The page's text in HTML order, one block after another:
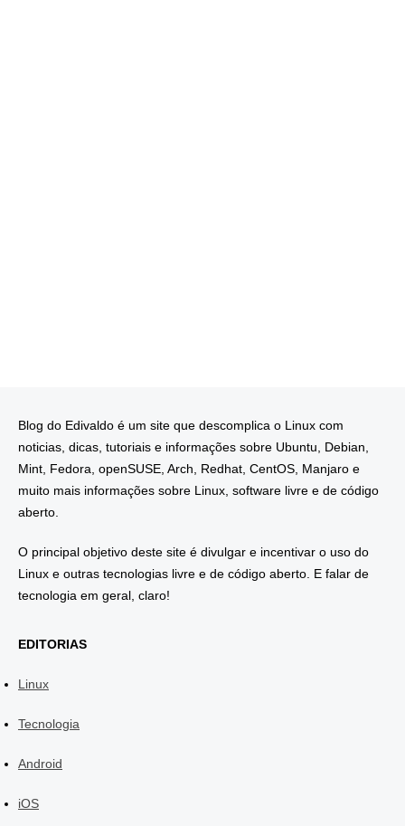
Blog do Edivaldo é um site que descomplica o Linux com
noticias, dicas, tutoriais e informações sobre Ubuntu, Debian,
Mint, Fedora, openSUSE, Arch, Redhat, CentOS, Manjaro e
muito mais informações sobre Linux, software livre e de código
aberto.
O principal objetivo deste site é divulgar e incentivar o uso do
Linux e outras tecnologias livre e de código aberto. E falar de
tecnologia em geral, claro!
EDITORIAS
Linux
Tecnologia
Android
iOS